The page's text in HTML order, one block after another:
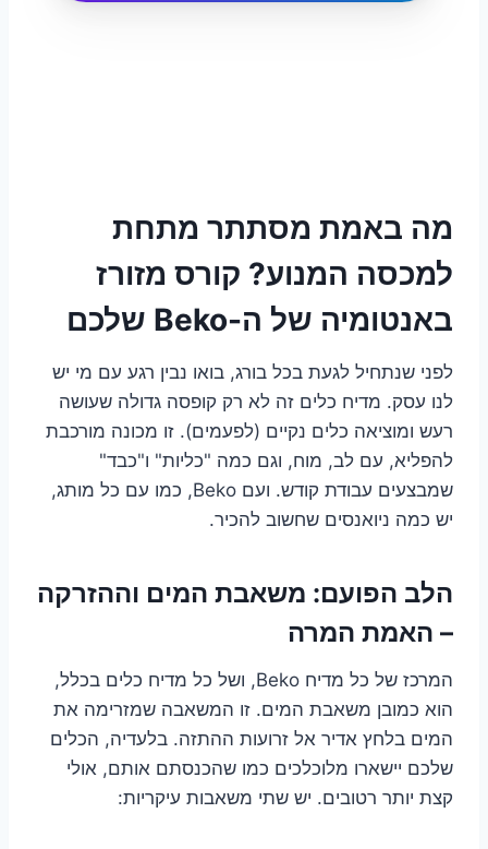
מה באמת מסתתר מתחת
למכסה המנוע? קורס מזורז
באנטומיה של ה-Beko שלכם
לפני שנתחיל לגעת בכל בורג, בואו נבין רגע עם מי יש
לנו עסק. מדיח כלים זה לא רק קופסה גדולה שעושה
רעש ומוציאה כלים נקיים (לפעמים). זו מכונה מורכבת
להפליא, עם לב, מוח, וגם כמה "כליות" ו"כבד"
שמבצעים עבודת קודש. ועם Beko, כמו עם כל מותג,
יש כמה ניואנסים שחשוב להכיר.
הלב הפועם: משאבת המים וההזרקה
– האמת המרה
המרכז של כל מדיח Beko, ושל כל מדיח כלים בכלל,
הוא כמובן משאבת המים. זו המשאבה שמזרימה את
המים בלחץ אדיר אל זרועות ההתזה. בלעדיה, הכלים
שלכם יישארו מלוכלכים כמו שהכנסתם אותם, אולי
קצת יותר רטובים. יש שתי משאבות עיקריות: